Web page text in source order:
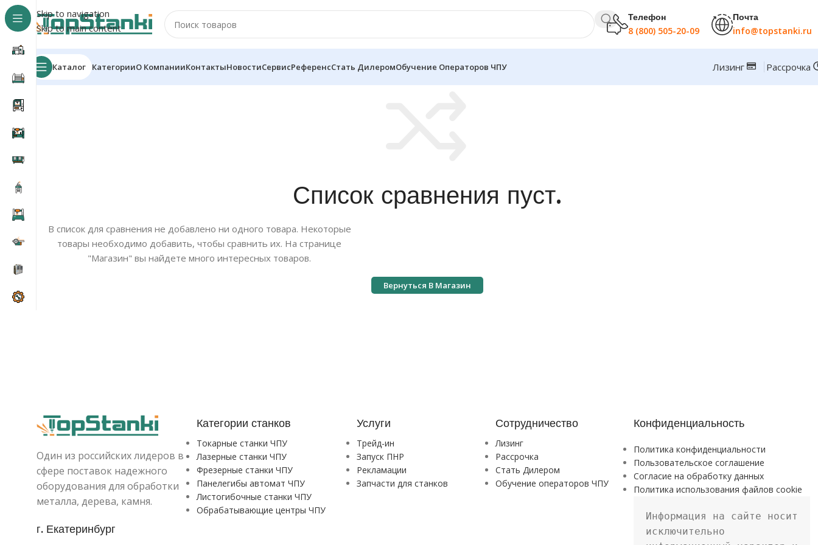
Skip to navigation
Skip to main content
Телефон
8 (800) 505-20-09
Почта
info@topstanki.ru
Каталог КатегорииО КомпанииКонтактыНовостиСервисРеференсСтать ДилеромОбучение Операторов ЧПУ Лизинг Рассрочка
Список сравнения пуст.
В список для сравнения не добавлено ни одного товара. Некоторые
товары необходимо добавить, чтобы сравнить их. На странице
"Магазин" вы найдете много интересных товаров.
Вернуться В Магазин
Один из российских лидеров в
сфере поставок надежного
оборудования для обработки
металла, дерева, камня.
г. Екатеринбург
Категории станков
Токарные станки ЧПУ
Лазерные станки ЧПУ
Фрезерные станки ЧПУ
Панелегибы автомат ЧПУ
Листогибочные станки ЧПУ
Обрабатывающие центры ЧПУ
Услуги
Трейд-ин
Запуск ПНР
Рекламации
Запчасти для станков
Сотрудничество
Лизинг
Рассрочка
Стать Дилером
Обучение операторов ЧПУ
Конфиденциальность
Политика конфиденциальности
Пользовательское соглашение
Согласие на обработку данных
Политика использования файлов cookie
Информация на сайте носит
исключительно